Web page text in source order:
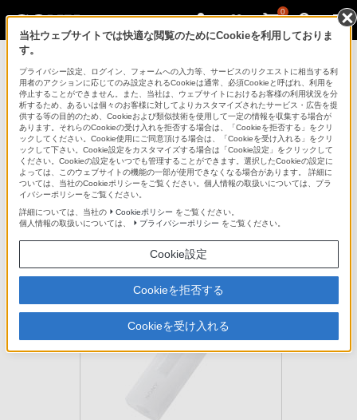
0
ポータブルオーディオプレーヤー ウォークマ
ン
CKM-NWE010
キズや汚れ、衝撃からしっかりガード。ケースに入れたままUSB端
子を使用可能
E010シリーズ専用 シリコンケ-ス
CKM-NWE010
生産完了
オープン価格
当社ウェブサイトでは快適な閲覧のためにCookieを利用しておりま
す。
プライバシー設定、ログイン、フォームへの入力等、サービスのリクエストに相当する利
用者のアクションに応じてのみ設定されるCookieは通常、必須Cookieと呼ばれ、利用を
停止することができません。また、当社は、ウェブサイトにおけるお客様の利用状況を分
析するため、あるいは個々のお客様に対してよりカスタマイズされたサービス・広告を提
供する等の目的のため、Cookieおよび類似技術を使用して一定の情報を収集する場合が
あります。それらのCookieの受け入れを拒否する場合は、「Cookieを拒否する」をクリ
ックしてください。Cookie使用にご同意頂ける場合は、「Cookieを受け入れる」をクリ
ックして下さい。Cookie設定をカスタマイズする場合は「Cookie設定」をクリックして
ください。Cookieの設定をいつでも管理することができます。選択したCookieの設定に
よっては、このウェブサイトの機能の一部が使用できなくなる場合があります。 詳細に
ついては、当社のCookieポリシーをご覧ください。個人情報の取扱いについては、プラ
イバシーポリシーをご覧ください。
詳細については、当社の
Cookieポリシー をご覧ください。
個人情報の取扱いについては、
プライバシーポリシー をご覧ください。
Cookie設定
Cookieを拒否する
Cookieを受け入れる